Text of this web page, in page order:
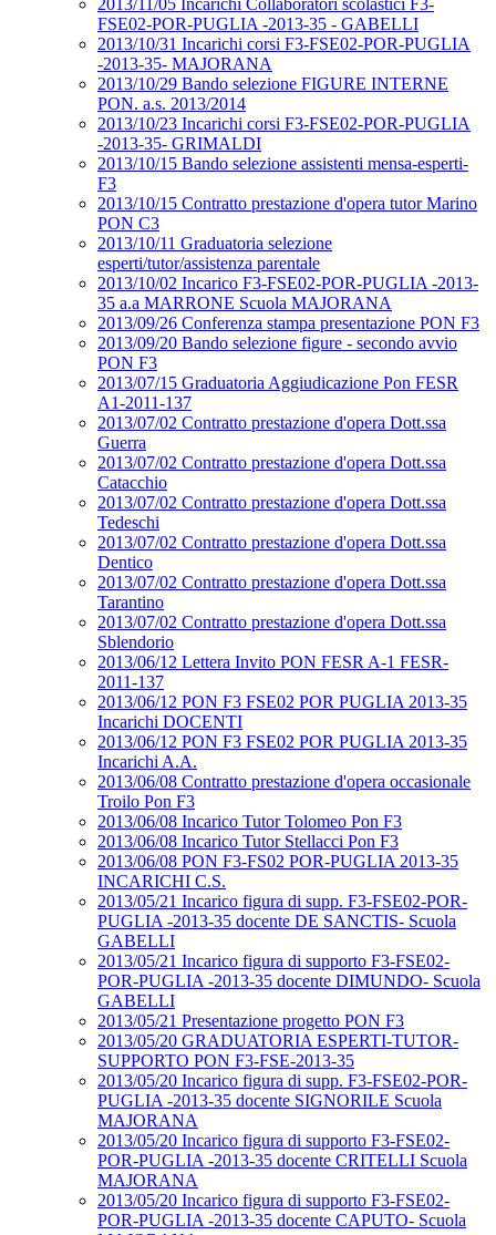
2013/11/05 Incarichi Collaboratori scolastici F3-
FSE02-POR-PUGLIA -2013-35 - GABELLI
2013/10/31 Incarichi corsi F3-FSE02-POR-PUGLIA
-2013-35- MAJORANA
2013/10/29 Bando selezione FIGURE INTERNE
PON. a.s. 2013/2014
2013/10/23 Incarichi corsi F3-FSE02-POR-PUGLIA
-2013-35- GRIMALDI
2013/10/15 Bando selezione assistenti mensa-esperti-
F3
2013/10/15 Contratto prestazione d'opera tutor Marino
PON C3
2013/10/11 Graduatoria selezione
esperti/tutor/assistenza parentale
2013/10/02 Incarico F3-FSE02-POR-PUGLIA -2013-
35 a.a MARRONE Scuola MAJORANA
2013/09/26 Conferenza stampa presentazione PON F3
2013/09/20 Bando selezione figure - secondo avvio
PON F3
2013/07/15 Graduatoria Aggiudicazione Pon FESR
A1-2011-137
2013/07/02 Contratto prestazione d'opera Dott.ssa
Guerra
2013/07/02 Contratto prestazione d'opera Dott.ssa
Catacchio
2013/07/02 Contratto prestazione d'opera Dott.ssa
Tedeschi
2013/07/02 Contratto prestazione d'opera Dott.ssa
Dentico
2013/07/02 Contratto prestazione d'opera Dott.ssa
Tarantino
2013/07/02 Contratto prestazione d'opera Dott.ssa
Sblendorio
2013/06/12 Lettera Invito PON FESR A-1 FESR-
2011-137
2013/06/12 PON F3 FSE02 POR PUGLIA 2013-35
Incarichi DOCENTI
2013/06/12 PON F3 FSE02 POR PUGLIA 2013-35
Incarichi A.A.
2013/06/08 Contratto prestazione d'opera occasionale
Troilo Pon F3
2013/06/08 Incarico Tutor Tolomeo Pon F3
2013/06/08 Incarico Tutor Stellacci Pon F3
2013/06/08 PON F3-FS02 POR-PUGLIA 2013-35
INCARICHI C.S.
2013/05/21 Incarico figura di supp. F3-FSE02-POR-
PUGLIA -2013-35 docente DE SANCTIS- Scuola
GABELLI
2013/05/21 Incarico figura di supporto F3-FSE02-
POR-PUGLIA -2013-35 docente DIMUNDO- Scuola
GABELLI
2013/05/21 Presentazione progetto PON F3
2013/05/20 GRADUATORIA ESPERTI-TUTOR-
SUPPORTO PON F3-FSE-2013-35
2013/05/20 Incarico figura di supp. F3-FSE02-POR-
PUGLIA -2013-35 docente SIGNORILE Scuola
MAJORANA
2013/05/20 Incarico figura di supporto F3-FSE02-
POR-PUGLIA -2013-35 docente CRITELLI Scuola
MAJORANA
2013/05/20 Incarico figura di supporto F3-FSE02-
POR-PUGLIA -2013-35 docente CAPUTO- Scuola